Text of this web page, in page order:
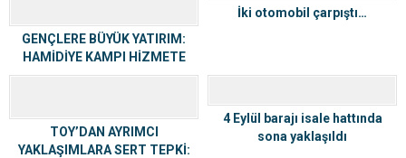
GENÇLERE BÜYÜK YATIRIM:
HAMİDİYE KAMPI HİZMETE
GİRDİ
İki otomobil çarpıştı…
TOY’DAN AYRIMCI
YAKLAŞIMLARA SERT TEPKİ:
4 Eylül barajı isale hattında
sona yaklaşıldı